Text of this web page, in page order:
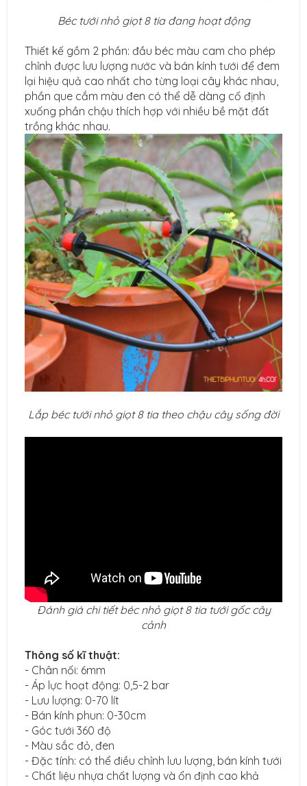
Béc tưới nhỏ giọt 8 tia đang hoạt động
Thiết kế gồm 2 phần: đầu béc màu cam cho phép
chỉnh được lưu lượng nước và bán kính tưới để đem
lại hiệu quả cao nhất cho từng loại cây khác nhau,
phần que cắm màu đen có thể dễ dàng cố định
xuống phần chậu thích hợp với nhiều bề mặt đất
trồng khác nhau.
Lắp béc tưới nhỏ giọt 8 tia theo chậu cây sống đời
Đánh giá chi tiết béc nhỏ giọt 8 tia tưới gốc cây
cảnh
Thông số kĩ thuật:
- Chân nối: 6mm
- Áp lực hoạt động: 0,5-2 bar
- Lưu lượng: 0-70 lít
- Bán kính phun: 0-30cm
- Góc tưới 360 độ
- Màu sắc đỏ, đen
- Đặc tính: có thể điều chỉnh lưu lượng, bán kính tưới
- Chất liệu nhựa chất lượng và ổn định cao khả